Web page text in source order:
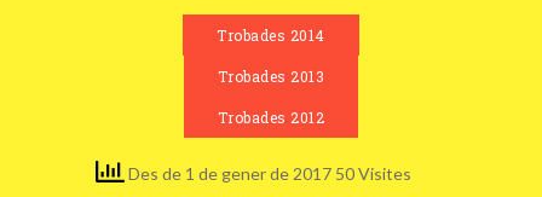
Trobades 2014
Trobades 2013
Trobades 2012
Des de 1 de gener de 2017 50 Visites